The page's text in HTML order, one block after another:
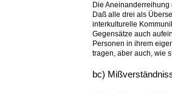
Die
Daß alle drei als
interkulturelle
Gegensätze auch
Personen in ihrem
tragen, aber auch, wie
bc)